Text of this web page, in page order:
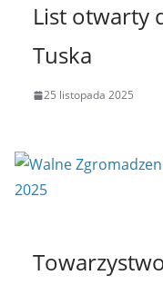
List otwarty
Tuska
25 listopada 2025